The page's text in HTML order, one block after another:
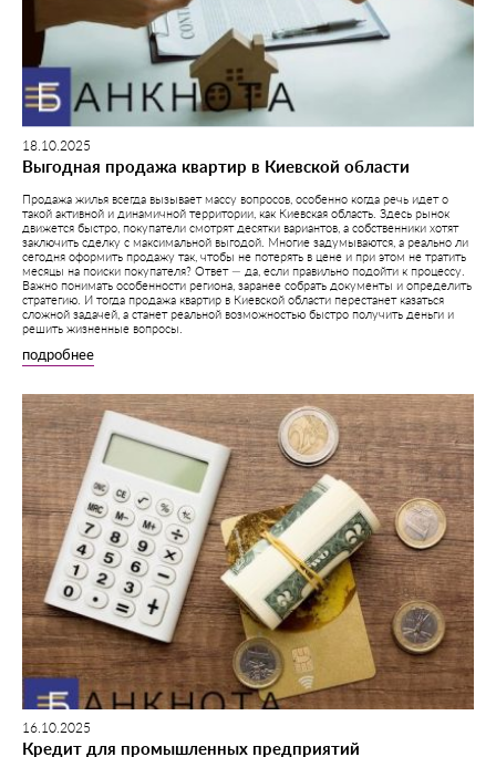
18.10.2025
Выгодная продажа квартир в Киевской области
Продажа жилья всегда вызывает массу вопросов, особенно когда речь идет о
такой активной и динамичной территории, как Киевская область. Здесь рынок
движется быстро, покупатели смотрят десятки вариантов, а собственники хотят
заключить сделку с максимальной выгодой. Многие задумываются, а реально ли
сегодня оформить продажу так, чтобы не потерять в цене и при этом не тратить
месяцы на поиски покупателя? Ответ — да, если правильно подойти к процессу.
Важно понимать особенности региона, заранее собрать документы и определить
стратегию. И тогда продажа квартир в Киевской области перестанет казаться
сложной задачей, а станет реальной возможностью быстро получить деньги и
решить жизненные вопросы.
подробнее
16.10.2025
Кредит для промышленных предприятий